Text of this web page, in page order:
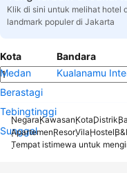
Klik di sini untuk melihat hotel
landmark populer di Jakarta
Kota
Medan
Berastagi
Tebingtinggi
Sunggal
Bandara
Kualanamu
NegaraKawasanKotaDistrik
ApartemenResorVilaHostel
Tempat istimewa untuk